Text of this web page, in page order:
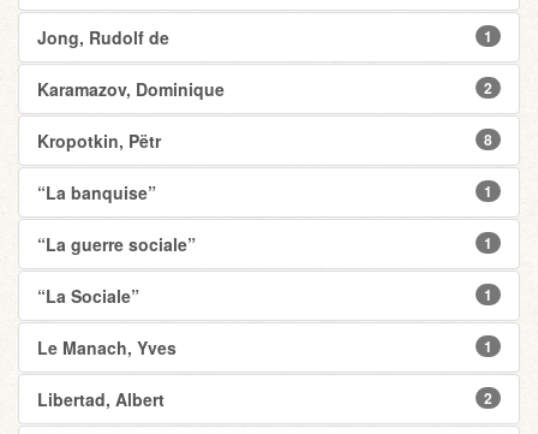
Jong, Rudolf de 1
Karamazov, Dominique 2
Kropotkin, Pëtr 8
“La banquise” 1
“La guerre sociale” 1
“La Sociale” 1
Le Manach, Yves 1
Libertad, Albert 2